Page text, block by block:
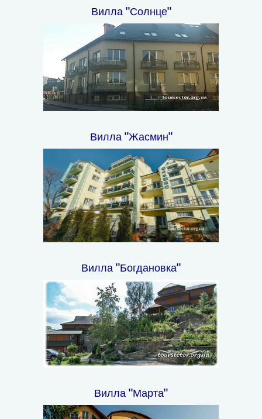
Вилла "Солнце"
Вилла "Жасмин"
Вилла "Богдановка"
Вилла "Марта"